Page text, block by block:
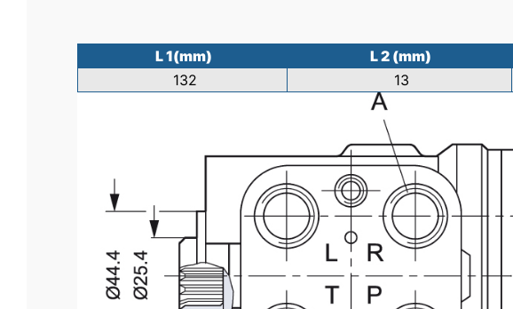
L 1(mm) L 2 (mm)
132
13